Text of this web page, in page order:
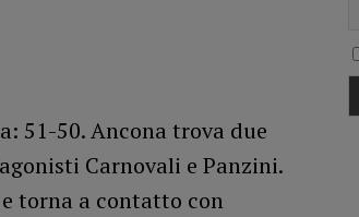
51-50. Ancona trova due
Carnovali e Panzini.
torna a contatto con